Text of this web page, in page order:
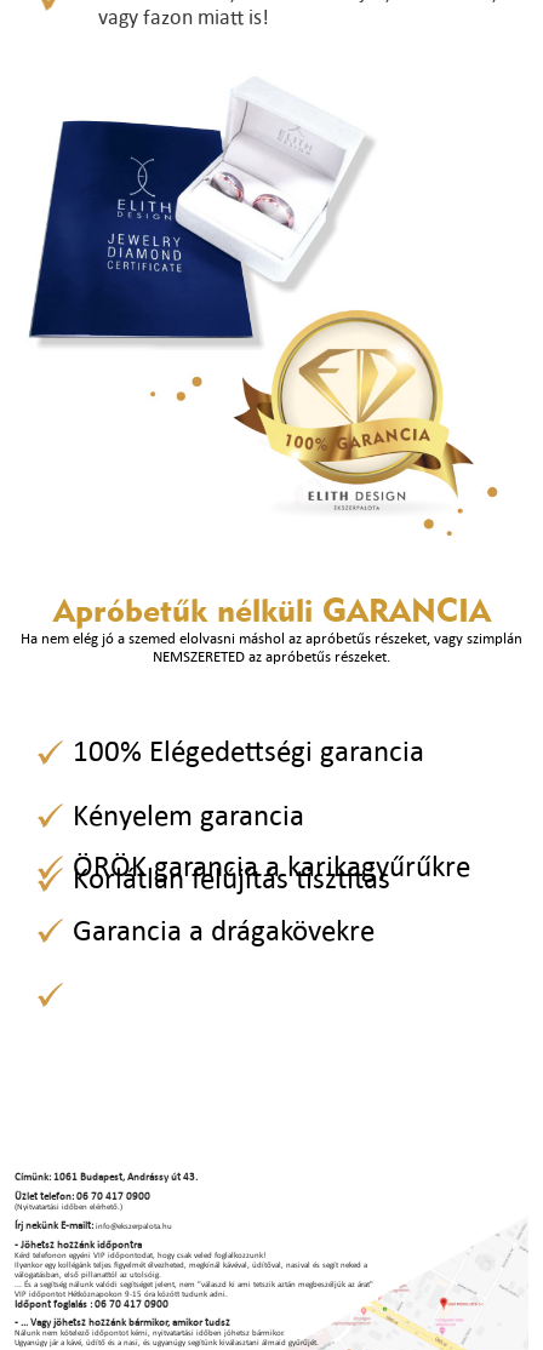
vagy fazon miatt is!
Apróbetűk nélküli GARANCIA
Ha nem elég jó a szemed elolvasni máshol az apróbetűs részeket, vagy szimplán
NEMSZERETED az apróbetűs részeket.
100% Elégedettségi garancia
Kényelem garancia
Korlátlan felújítás tisztítás
ÖRÖK garancia a karikagyűrűkre
Garancia a drágakövekre
Címünk: 1061 Budapest, Andrássy út 43.
Üzlet telefon: 06 70 417 0900
(Nyitvatartási időben elérhető.)
Írj nekünk E-mailt:info@ekszerpalota.hu
- Jöhetsz hozzánk időpontra
Kérd telefonon egyéni VIP időpontodat, hogy csak veled foglalkozzunk!
Ilyenkor egy kollégánk teljes figyelmét élvezheted, megkínál kávéval, üdítőval, nasival és segít neked a
válogatásban, első pillanattól az utolsóig.
... És a segítség nálunk valódi segítséget jelent, nem "válaszd ki ami tetszik aztán megbeszéljük az árat"
VIP időpontot Hétköznapokon 9-15 óra között tudunk adni.
Időpont foglalás : 06 70 417 0900
- ... Vagy jöhetsz hozzánk bármikor, amikor tudsz
Nálunk nem kötelező időpontot kérni, nyitvatartási időben jöhetsz bármikor.
Ugyanúgy jár a kávé, üdítő és a nasi, és ugyanúgy segítünk kiválasztani álmaid gyűrűjét.